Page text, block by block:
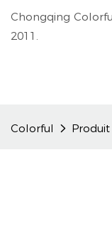
Chongqing
2011.
Colorful Produit